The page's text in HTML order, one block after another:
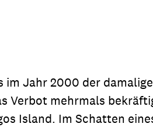
Jahr 2000 der
Verbot mehrmals
Island. Im Schatten